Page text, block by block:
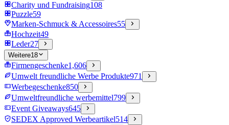
Charity und Fundraising108
Puzzle59
Marken-Schmuck & Accessoires55
Hochzeit49
Leder27
Weitere18
Firmengeschenke1,606
Umwelt freundliche Werbe Produkte971
Werbegeschenke850
Umweltfreundliche werbemittel799
Event Giveaways645
SEDEX Approved Werbeartikel514